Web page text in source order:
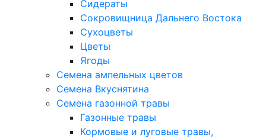
Сидераты
Сокровищница Дальнего Востока
Сухоцветы
Цветы
Ягоды
Семена ампельных цветов
Семена Вкуснятина
Семена газонной травы
Газонные травы
Кормовые и луговые травы,